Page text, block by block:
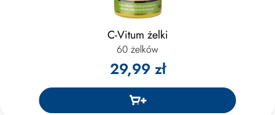
C-Vitum żelki
60 żelków
29,99 zł